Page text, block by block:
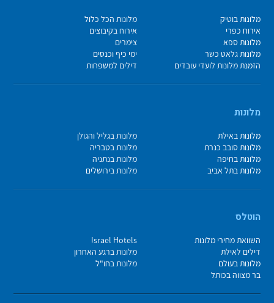
מלונות בוטיק
מלונות הכל כלול
אירוח כפרי
אירוח בקיבוצים
מלונות ספא
צימרים
מלונות גלאט כשר
ימי כיף וכנסים
הזמנת מלונות לועדי עובדים
דילים למשפחות
מלונות
מלונות באילת
מלונות בגליל והגולן
מלונות סובב כנרת
מלונות בטבריה
מלונות בחיפה
מלונות בנתניה
מלונות בתל אביב
מלונות בירושלים
הוטלס
השוואת מחירי מלונות
Israel Hotels
דילים לאילת
מלונות ברגע האחרון
מלונות בעולם
מלונות בחו"ל
בר מצווה בכותל